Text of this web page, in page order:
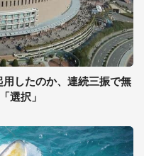
用したのか、連続三振で無
選択」